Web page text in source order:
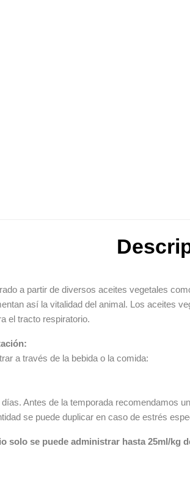
a partir de diversos aceites vegetales
así la vitalidad del animal. Los aceites
el tracto respiratorio.
a través de la bebida o la comida:
Antes de la temporada recomendamos
se puede duplicar en caso de estrés
solo se puede administrar hasta 25ml/